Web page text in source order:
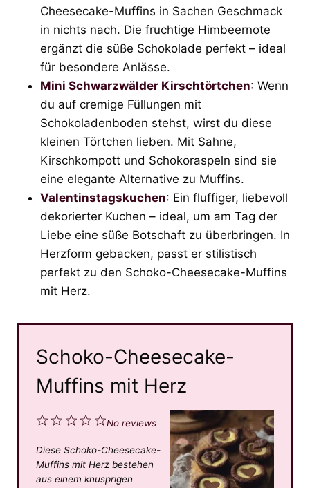
Cheesecake-Muffins in Sachen Geschmack
in nichts nach. Die fruchtige Himbeernote
ergänzt die süße Schokolade perfekt – ideal
für besondere Anlässe.
Mini Schwarzwälder Kirschtörtchen: Wenn
du auf cremige Füllungen mit
Schokoladenboden stehst, wirst du diese
kleinen Törtchen lieben. Mit Sahne,
Kirschkompott und Schokoraspeln sind sie
eine elegante Alternative zu Muffins.
Valentinstagskuchen: Ein fluffiger, liebevoll
dekorierter Kuchen – ideal, um am Tag der
Liebe eine süße Botschaft zu überbringen. In
Herzform gebacken, passt er stilistisch
perfekt zu den Schoko-Cheesecake-Muffins
mit Herz.
Schoko-Cheesecake-
Muffins mit Herz
5
t
a
4
t
a
3
t
a
2
t
a
1
t
a
No reviews
Diese Schoko-Cheesecake-
Muffins mit Herz bestehen
aus einem knusprigen